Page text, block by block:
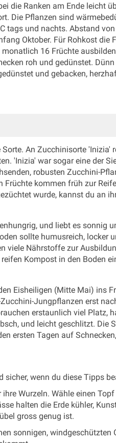
die Ranken am Ende leicht
Die Pflanzen sind
tags und nachts. Abstand
Oktober. Für Rohkost die
16 Früchte ausbilden
roh und gedünstet.
und gebacken,
An Zucchinisorte 'Inizia'
'Inizia' war sogar eine der
robusten Zucchini-
Früchte kommen früh zur
wurde, kannst du an
und liebt es sonnig
sollte humusreich, locker
viele Nährstoffe zur
Kompost in den Boden
Eisheiligen (Mitte Mai) ins
Jungpflanzen erst
erstaunlich viel Platz,
und leicht geschlitzt. Die
ersten Tagen auf
wenn du diese Tipps
Wurzeln. Wähle einen
halten die Erde kühler,
gross genug ist.
sonnigen, windgeschützten